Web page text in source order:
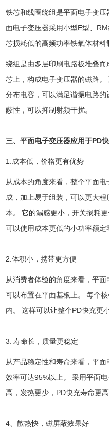
铁芯和线圈绕组是平面电子变
面电子变压器采用小型E型、
芯损耗低的高频功率铁氧体材料
绕组是由多层印刷电路板堆叠
芯上，构成电子变压器的磁路
分布电容，可以满足谐振电路
蔽性，可以抑制射频干扰。
三、平面电子变压器应用于PD
1.成本低，价格更有优势
从成本的角度来看，整个平面
成，加上易于组装，可以更大
本。 它的漏感更小，开关损耗
可以使用成本更低的小功率额定
2.体积小，携带更方便
从消费者体验的角度来看，平
可以布置在平面基板上。 每个
内。 这样可以让整个PD快充更
3. 寿命长，质量更稳定
从产品稳定性和寿命来看，平
效率可达95%以上。 采用平面
高，发热更少，PD快充寿命更高
4、散热快，磁屏蔽效果好